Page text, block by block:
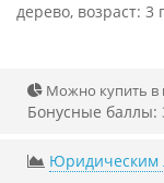
дерево, возраст:
Можно купить в
Бонусные баллы:
Юридическим